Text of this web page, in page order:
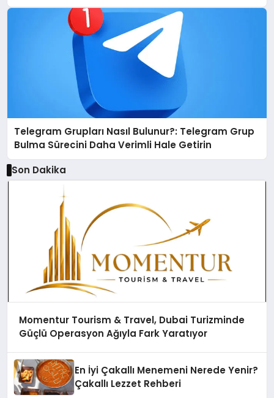
Telegram Grupları Nasıl Bulunur?: Telegram Grup
Bulma Sürecini Daha Verimli Hale Getirin
Son Dakika
Momentur Tourism & Travel, Dubai Turizminde
Güçlü Operasyon Ağıyla Fark Yaratıyor
En İyi Çakallı Menemeni Nerede Yenir?
Çakallı Lezzet Rehberi